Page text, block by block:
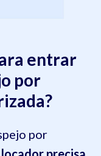
entrar
por
por